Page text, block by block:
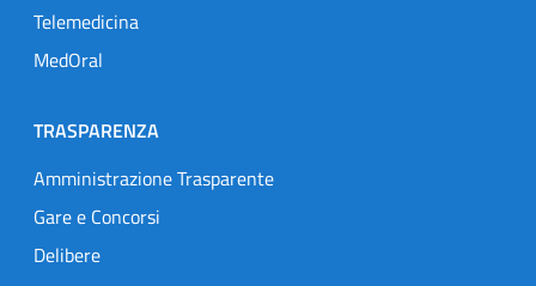
Telemedicina
MedOral
TRASPARENZA
Amministrazione Trasparente
Gare e Concorsi
Delibere